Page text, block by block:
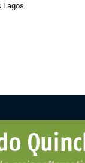
Lagos